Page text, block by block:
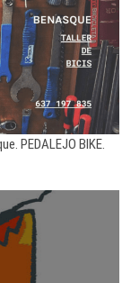
PEDALEJO BIKE.